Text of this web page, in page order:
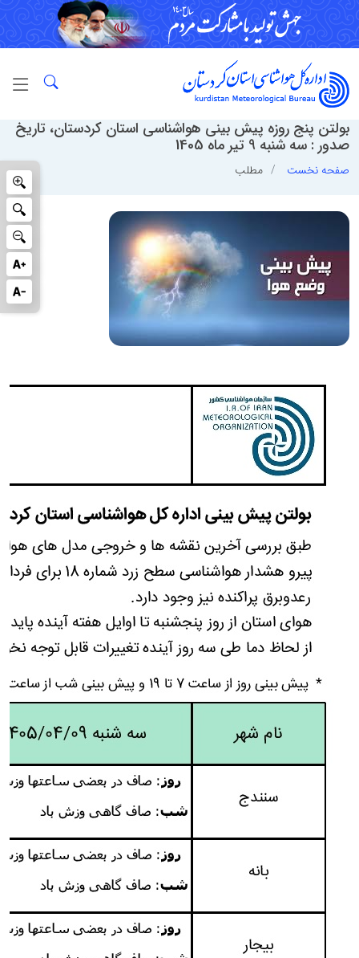
بولتن پنج روزه پیش بینی هواشناسی استان کردستان، تاریخ
صدور : سه شنبه 9 تیر ماه 1405
صفحه نخست مطلب